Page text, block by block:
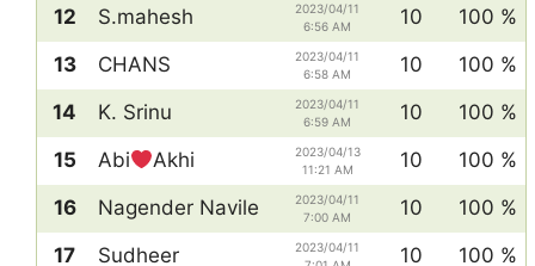
12
S.mahesh
2023/04/11
6:56 AM
10
100 %
13
CHANS
2023/04/11
6:58 AM
10
100 %
14
K. Srinu
2023/04/11
6:59 AM
10
100 %
15
Abi Akhi
2023/04/13
11:21 AM
10
100 %
16
Nagender Navile
2023/04/11
7:00 AM
10
100 %
17
Sudheer
2023/04/11
10
100 %